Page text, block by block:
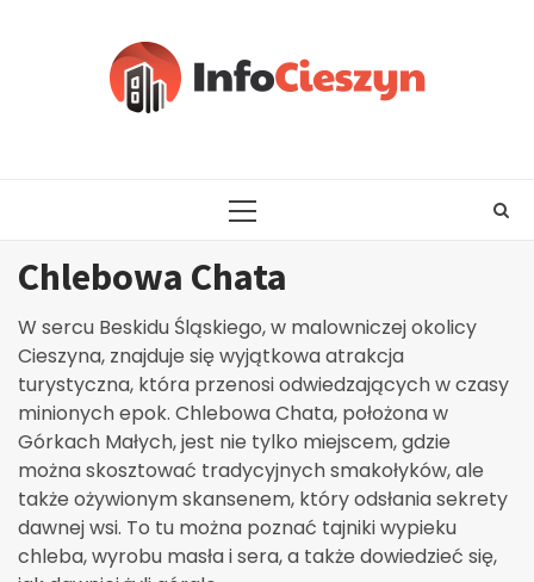
PRIMARY
Chlebowa Chata
W sercu Beskidu Śląskiego, w malowniczej okolicy
Cieszyna, znajduje się wyjątkowa atrakcja
turystyczna, która przenosi odwiedzających w czasy
minionych epok. Chlebowa Chata, położona w
Górkach Małych, jest nie tylko miejscem, gdzie
można skosztować tradycyjnych smakołyków, ale
także ożywionym skansenem, który odsłania sekrety
dawnej wsi. To tu można poznać tajniki wypieku
chleba, wyrobu masła i sera, a także dowiedzieć się,